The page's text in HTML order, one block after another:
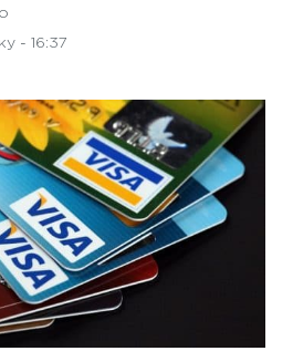
- 16:37